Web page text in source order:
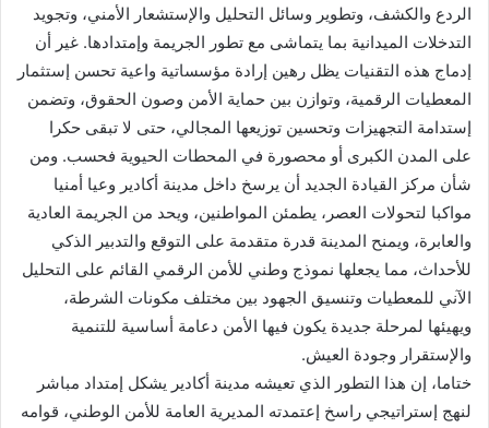
الردع والكشف، وتطوير وسائل التحليل والإستشعار الأمني، وتجويد
التدخلات الميدانية بما يتماشى مع تطور الجريمة وإمتدادها. غير أن
إدماج هذه التقنيات يظل رهين إرادة مؤسساتية واعية تحسن إستثمار
المعطيات الرقمية، وتوازن بين حماية الأمن وصون الحقوق، وتضمن
إستدامة التجهيزات وتحسين توزيعها المجالي، حتى لا تبقى حكرا
على المدن الكبرى أو محصورة في المحطات الحيوية فحسب. ومن
شأن مركز القيادة الجديد أن يرسخ داخل مدينة أكادير وعيا أمنيا
مواكبا لتحولات العصر، يطمئن المواطنين، ويحد من الجريمة العادية
والعابرة، ويمنح المدينة قدرة متقدمة على التوقع والتدبير الذكي
للأحداث، مما يجعلها نموذج وطني للأمن الرقمي القائم على التحليل
الآني للمعطيات وتنسيق الجهود بين مختلف مكونات الشرطة،
ويهيئها لمرحلة جديدة يكون فيها الأمن دعامة أساسية للتنمية
والإستقرار وجودة العيش.
ختاما، إن هذا التطور الذي تعيشه مدينة أكادير يشكل إمتداد مباشر
لنهج إستراتيجي راسخ إعتمدته المديرية العامة للأمن الوطني، قوامه